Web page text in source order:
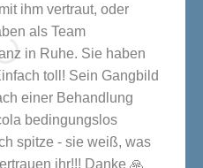
ihm vertraut, oder
als Team
in Ruhe. Sie haben
toll! Sein Gangbild
einer Behandlung
bedingungslos
spitze - sie weiß, was
ihr!!! Danke 🙏